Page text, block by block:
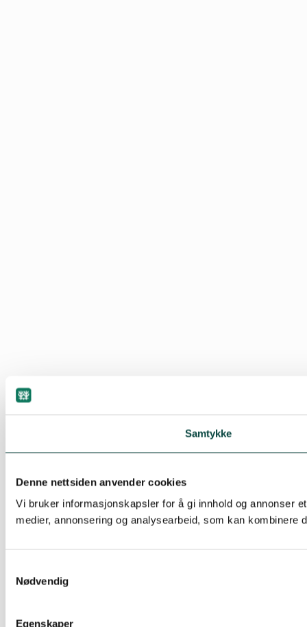
Samtykke
Denne nettsiden anvender cookies
Vi bruker informasjonskapsler for å gi innhold og annonser
medier, annonsering og analysearbeid, som kan
Nødvendig
Egenskaper